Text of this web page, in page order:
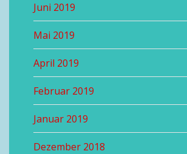
Juni 2019
Mai 2019
April 2019
Februar 2019
Januar 2019
Dezember 2018